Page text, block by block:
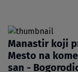
Manastir koji
Mesto na
san -